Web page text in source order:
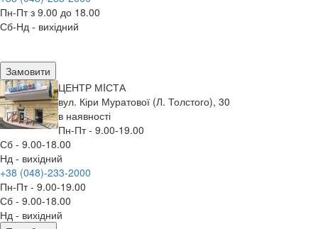
Пн-Пт з 9.00 до 18.00
Сб-Нд - вихідний
Замовити
ЦЕНТР МIСТА
вул. Кіри Муратової (Л. Толстого), 30
в наявності
Пн-Пт - 9.00-19.00
Сб - 9.00-18.00
Нд - вихідний
+38 (048)-233-2000
Пн-Пт - 9.00-19.00
Сб - 9.00-18.00
Нд - вихідний